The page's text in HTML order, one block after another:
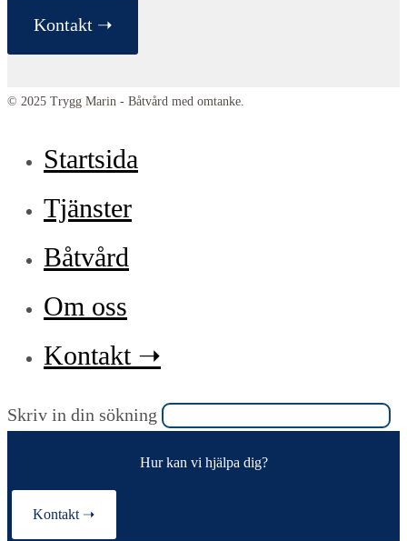
Kontakt ➝
© 2025 Trygg Marin - Båtvård med omtanke.
Startsida
Tjänster
Båtvård
Om oss
Kontakt ➝
Sök
webbplats
Skriv in din sökning
Hur kan vi hjälpa dig?
Kontakt ➝